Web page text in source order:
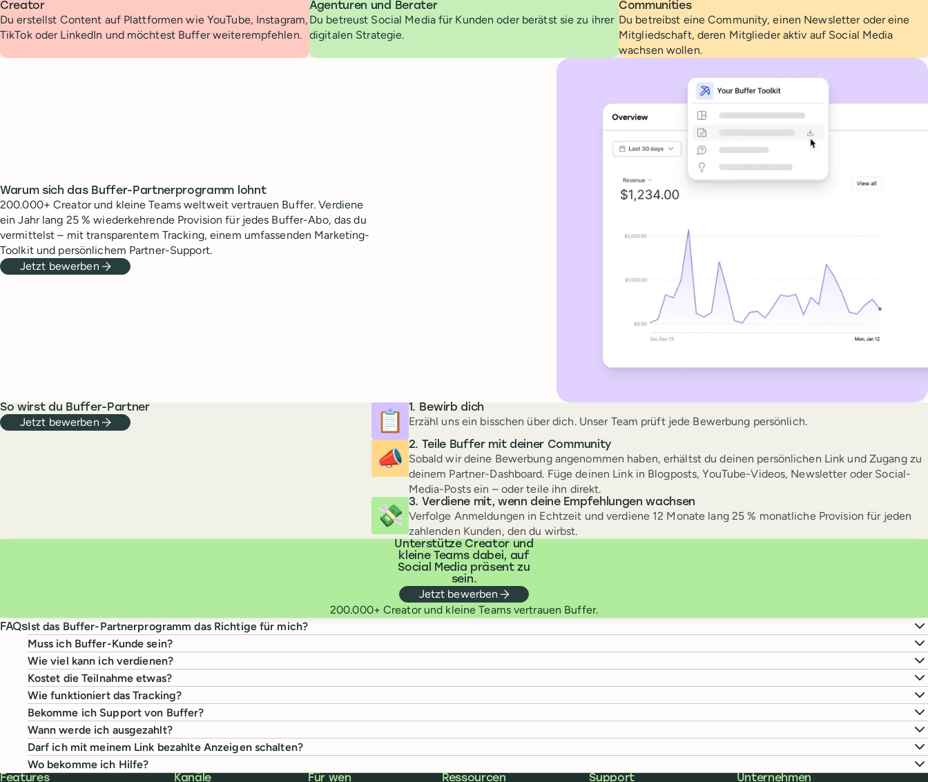
Creator
Du erstellst Content auf Plattformen wie YouTube, Instagram,
TikTok oder LinkedIn und möchtest Buffer weiterempfehlen.
Agenturen und Berater
Du betreust Social Media für Kunden oder berätst sie zu ihrer
digitalen Strategie.
Communities
Du betreibst eine Community, einen Newsletter oder eine
Mitgliedschaft, deren Mitglieder aktiv auf Social Media
wachsen wollen.
Warum sich das Buffer-Partnerprogramm lohnt
200.000+ Creator und kleine Teams weltweit vertrauen Buffer. Verdiene
ein Jahr lang 25 % wiederkehrende Provision für jedes Buffer-Abo, das du
vermittelst – mit transparentem Tracking, einem umfassenden Marketing-
Toolkit und persönlichem Partner-Support.
Jetzt bewerben
So wirst du Buffer-Partner
Jetzt bewerben 📋 Bewirb dich
Erzähl uns ein bisschen über dich. Unser Team prüft jede Bewerbung persönlich.
📣 Teile Buffer mit deiner Community
Sobald wir deine Bewerbung angenommen haben, erhältst du deinen persönlichen Link und Zugang zu
deinem Partner-Dashboard. Füge deinen Link in Blogposts, YouTube-Videos, Newsletter oder Social-
Media-Posts ein – oder teile ihn direkt.
💸 Verdiene mit, wenn deine Empfehlungen wachsen
Verfolge Anmeldungen in Echtzeit und verdiene 12 Monate lang 25 % monatliche Provision für jeden
zahlenden Kunden, den du wirbst.
Unterstütze Creator und
kleine Teams dabei, auf
Social Media präsent zu
sein.
Jetzt bewerben
200.000+ Creator und kleine Teams vertrauen Buffer.
FAQsIst das Buffer-Partnerprogramm das Richtige für mich?
Muss ich Buffer-Kunde sein?
Wie viel kann ich verdienen?
Kostet die Teilnahme etwas?
Wie funktioniert das Tracking?
Bekomme ich Support von Buffer?
Wann werde ich ausgezahlt?
Darf ich mit meinem Link bezahlte Anzeigen schalten?
Wo bekomme ich Hilfe?
Buffer
Features Kanäle Für wen Ressourcen Support Unternehmen